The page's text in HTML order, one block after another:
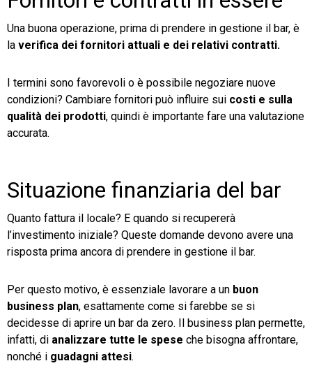
Una buona operazione, prima di prendere in gestione il bar, è
la verifica dei fornitori attuali e dei relativi contratti.
I termini sono favorevoli o è possibile negoziare nuove
condizioni? Cambiare fornitori può influire sui costi e sulla
qualità dei prodotti, quindi è importante fare una valutazione
accurata.
Situazione finanziaria del bar
Quanto fattura il locale? E quando si recupererà
l’investimento iniziale? Queste domande devono avere una
risposta prima ancora di prendere in gestione il bar.
Per questo motivo, è essenziale lavorare a un buon
business plan, esattamente come si farebbe se si
decidesse di aprire un bar da zero. Il business plan permette,
infatti, di analizzare tutte le spese che bisogna affrontare,
nonché i guadagni attesi.